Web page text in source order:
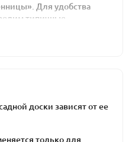
Для удобства
типичные
доски зависят от ее
только для